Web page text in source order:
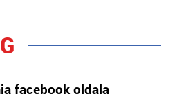
facebook oldala